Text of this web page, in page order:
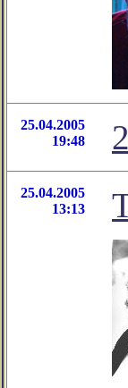
25.04.2005
19:48
25.04.2005
13:13